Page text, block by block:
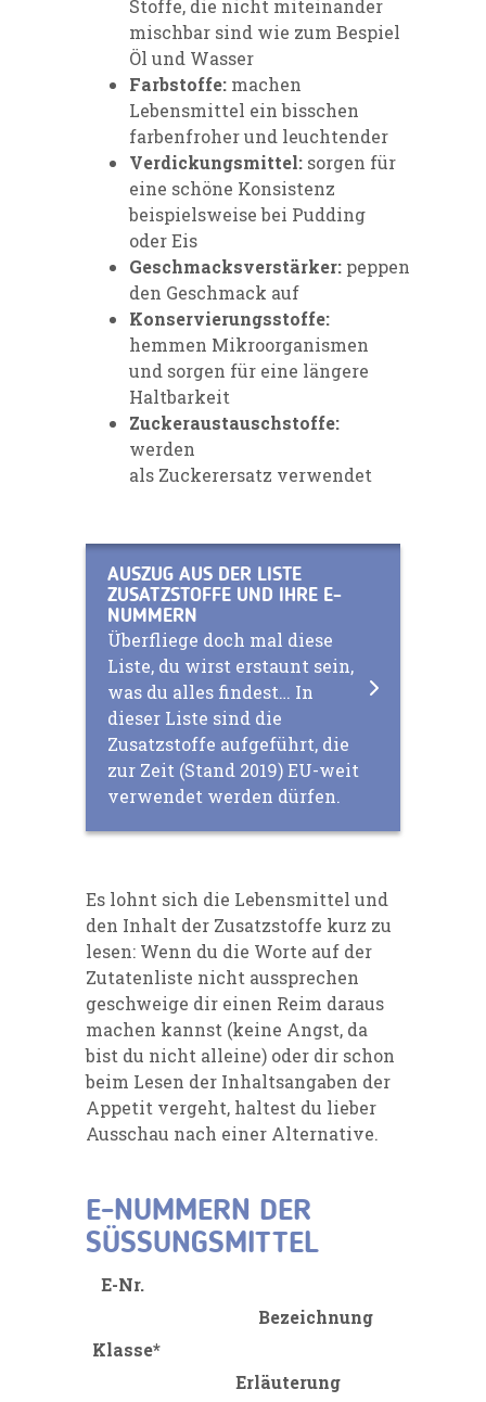
Stoffe, die nicht miteinander
mischbar sind wie zum Bespiel
Öl und Wasser
Farbstoffe: machen
Lebensmittel ein bisschen
farbenfroher und leuchtender
Verdickungsmittel: sorgen für
eine schöne Konsistenz
beispielsweise bei Pudding
oder Eis
Geschmacksverstärker: peppen
den Geschmack auf
Konservierungsstoffe:
hemmen Mikroorganismen
und sorgen für eine längere
Haltbarkeit
Zuckeraustauschstoffe:
werden
als Zuckerersatz verwendet
AUSZUG AUS DER LISTE
ZUSATZSTOFFE UND IHRE E-
NUMMERN
Überfliege doch mal diese
Liste, du wirst erstaunt sein,
was du alles findest… In
dieser Liste sind die
Zusatzstoffe aufgeführt, die
zur Zeit (Stand 2019) EU-weit
verwendet werden dürfen.
Es lohnt sich die Lebensmittel und
den Inhalt der Zusatzstoffe kurz zu
lesen: Wenn du die Worte auf der
Zutatenliste nicht aussprechen
geschweige dir einen Reim daraus
machen kannst (keine Angst, da
bist du nicht alleine) oder dir schon
beim Lesen der Inhaltsangaben der
Appetit vergeht, haltest du lieber
Ausschau nach einer Alternative.
E-NUMMERN DER
SÜSSUNGSMITTEL
E-Nr.
Bezeichnung
Klasse*
Erläuterung